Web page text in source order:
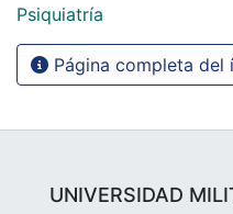
Psiquiatría
Página completa del
UNIVERSIDAD